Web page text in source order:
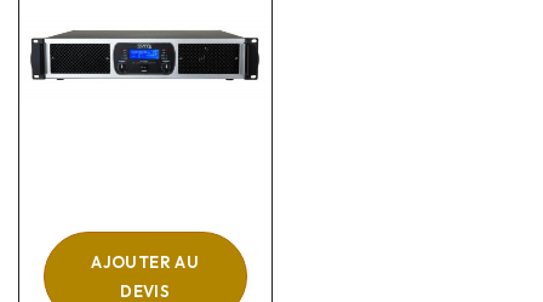
AJOUTER AU
DEVIS